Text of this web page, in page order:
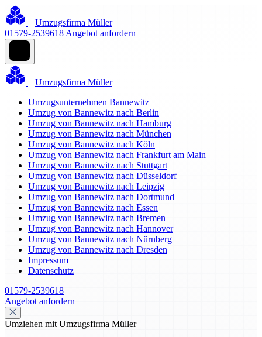
Umzugsfirma Müller
01579-2539618 Angebot anfordern
Umzugsfirma Müller
Umzugsunternehmen Bannewitz
Umzug von Bannewitz nach Berlin
Umzug von Bannewitz nach Hamburg
Umzug von Bannewitz nach München
Umzug von Bannewitz nach Köln
Umzug von Bannewitz nach Frankfurt am Main
Umzug von Bannewitz nach Stuttgart
Umzug von Bannewitz nach Düsseldorf
Umzug von Bannewitz nach Leipzig
Umzug von Bannewitz nach Dortmund
Umzug von Bannewitz nach Essen
Umzug von Bannewitz nach Bremen
Umzug von Bannewitz nach Hannover
Umzug von Bannewitz nach Nürnberg
Umzug von Bannewitz nach Dresden
Impressum
Datenschutz
01579-2539618
Angebot anfordern
Umziehen mit Umzugsfirma Müller